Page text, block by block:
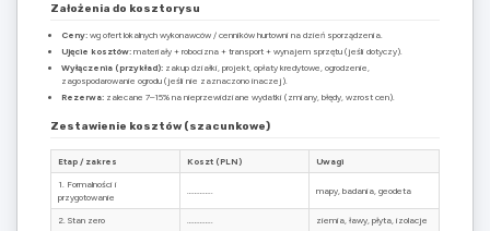
Założenia do kosztorysu
Ceny: wg ofert lokalnych wykonawców / cenników hurtowni na dzień sporządzenia.
Ujęcie kosztów: materiały + robocizna + transport + wynajem sprzętu (jeśli dotyczy).
Wyłączenia (przykład): zakup działki, projekt, opłaty kredytowe, ogrodzenie,
zagospodarowanie ogrodu (jeśli nie zaznaczono inaczej).
Rezerwa: zalecane 7–15% na nieprzewidziane wydatki (zmiany, błędy, wzrost cen).
Zestawienie kosztów (szacunkowe)
Etap / zakres Koszt (PLN) Uwagi
1. Formalności i
przygotowanie
mapy, badania, geodeta
2. Stan zero ziemia, ławy, płyta, izolacje